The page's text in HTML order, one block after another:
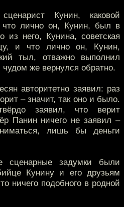
Кунин, каковой
что лично он, Кунин, был в
из него, Кунина, советская
и что лично он, Кунин,
тыл, отважно выполнил
же вернулся обратно.
авторитетно заявил: раз
– значит, так оно и было.
заявил, что верит
Панин ничего не заявил –
лишь бы деньги
сценарные задумки были
Кунину и его друзьям
ничего подобного в родной